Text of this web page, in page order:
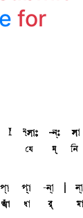
for